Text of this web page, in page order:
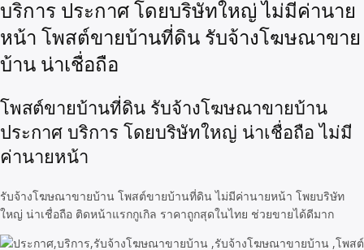
บริการ ประกาศ โดยบริษัทใหญ่ ไม่มีค่านาย
หน้า โพสต์ขายบ้านที่ดิน รับจ้างโฆษณาขาย
บ้าน น่าเชื่อถือ
โพสต์ขายบ้านที่ดิน รับจ้างโฆษณาขายบ้าน
ประกาศ บริการ โดยบริษัทใหญ่ น่าเชื่อถือ ไม่มี
ค่านายหน้า
รับจ้างโฆษณาขายบ้าน โพสต์ขายบ้านที่ดิน ไม่มีค่านายหน้า โพยบริษัท
ใหญ่ น่าเชื่อถือ ติดหน้าแรกกูเกิล ราคาถูกสุดในไทย ช่วยขายได้ดีมาก